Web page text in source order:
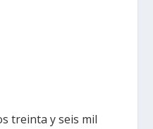
treinta y seis mil